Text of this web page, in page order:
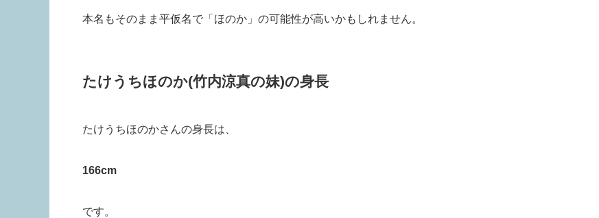
本名もそのまま平仮名で「ほのか」の可能性が高いかもしれません。
たけうちほのか(竹内涼真の妹)の身長
たけうちほのかさんの身長は、
166cm
です。